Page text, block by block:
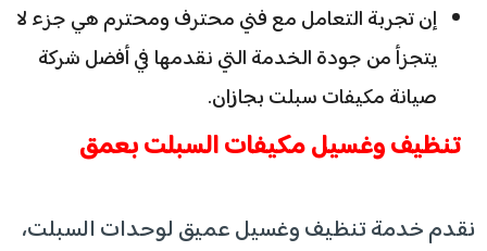
إن تجربة التعامل مع فني محترف ومحترم هي جزء لا
يتجزأ من جودة الخدمة التي نقدمها في أفضل شركة
صيانة مكيفات سبلت بجازان.
تنظيف وغسيل مكيفات السبلت بعمق
نقدم خدمة تنظيف وغسيل عميق لوحدات السبلت،